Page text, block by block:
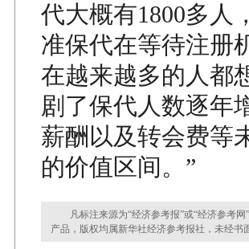
代大概有1800多人
准保代在等待注册
在越来越多的人都
剧了保代人数逐年
薪酬以及转会费等
的价值区间。”
凡标注来源为“经济参考报”或“经济参考网
产品，版权均属新华社经济参考报社，未经书